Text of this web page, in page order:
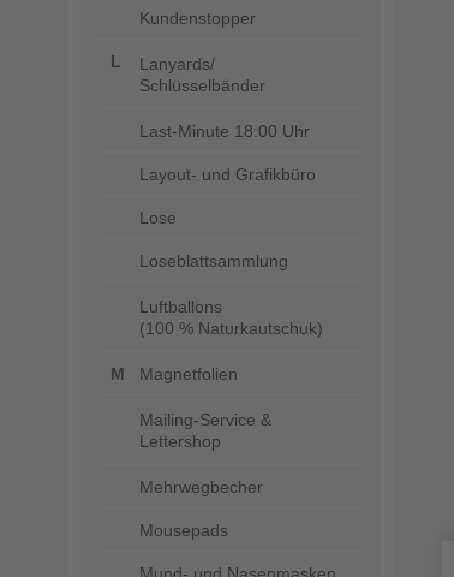
Kundenstopper
Lanyards/
Schlüsselbänder
Last-Minute 18:00 Uhr
Layout- und Grafikbüro
Lose
Loseblattsammlung
Luftballons
(100 % Naturkautschuk)
Magnetfolien
Mailing-Service &
Lettershop
Mehrwegbecher
Mousepads